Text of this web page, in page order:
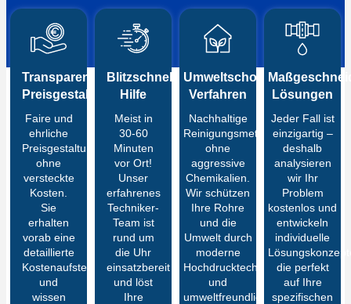
Transparente
Preisgestaltung
Faire und
ehrliche
Preisgestaltung
ohne
versteckte
Kosten.
Sie
erhalten
vorab eine
detaillierte
Kostenaufstellung
und
wissen
Blitzschnelle
Hilfe
Meist in
30-60
Minuten
vor Ort!
Unser
erfahrenes
Techniker-
Team ist
rund um
die Uhr
einsatzbereit
und löst
Ihre
Umweltschonende
Verfahren
Nachhaltige
Reinigungsmethoden
ohne
aggressive
Chemikalien.
Wir schützen
Ihre Rohre
und die
Umwelt durch
moderne
Hochdrucktechnik
und
umweltfreundliche
Lösungen
Jeder Fall ist
einzigartig –
deshalb
analysieren
wir Ihr
Problem
kostenlos und
entwickeln
individuelle
die perfekt
auf Ihre
spezifischen